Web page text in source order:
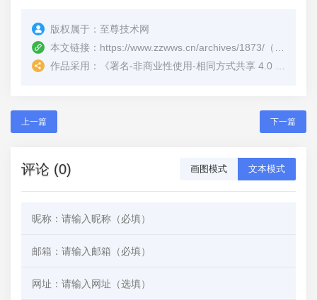
版权属于： 至尊技术网
本文链接： https://www.zzwws.cn/archives/1873/ （转载时请注明本文出处及文章链接）
作品采用：
《署名-非商业性使用-相同方式共享 4.0 国际 (CC BY-NC-SA 4.0)
上一篇 下一篇
评论 (0) 画图模式 文本模式